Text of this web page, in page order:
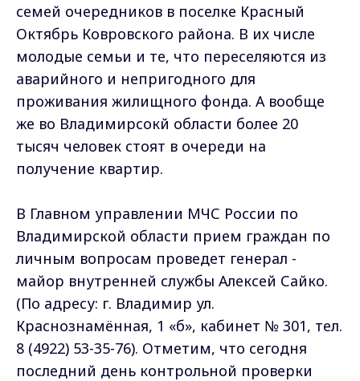
семей очередников в поселке Красный
Октябрь Ковровского района. В их числе
молодые семьи и те, что переселяются из
аварийного и непригодного для
проживания жилищного фонда. А вообще
же во Владимирсокй области более 20
тысяч человек стоят в очереди на
получение квартир.
В Главном управлении МЧС России по
Владимирской области прием граждан по
личным вопросам проведет генерал -
майор внутренней службы Алексей Сайко.
(По адресу: г. Владимир ул.
Краснознамённая, 1 «б», кабинет № 301, тел.
8 (4922) 53-35-76). Отметим, что сегодня
последний день контрольной проверки